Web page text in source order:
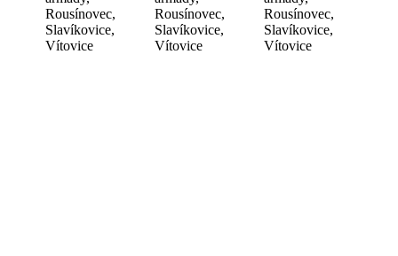
Rousínovec,
Slavíkovice,
Vítovice
Rousínovec,
Slavíkovice,
Vítovice
Rousínovec,
Slavíkovice,
Vítovice